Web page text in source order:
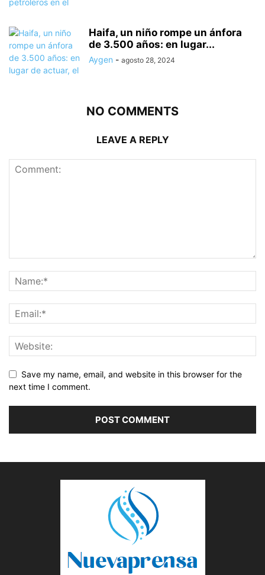
Haifa, un niño rompe un ánfora
de 3.500 años: en lugar...
Aygen - agosto 28, 2024
NO COMMENTS
LEAVE A REPLY
Save my name, email, and website in this browser for the
next time I comment.